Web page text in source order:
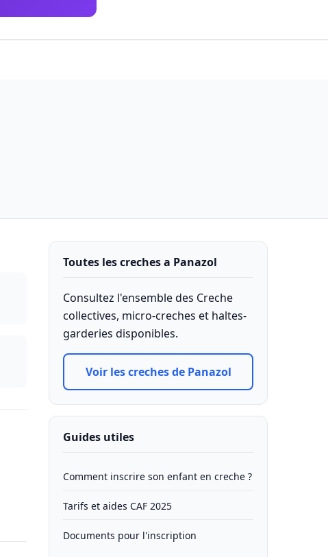
Toutes les creches a Panazol
Consultez l'ensemble des Creche
collectives, micro-creches et haltes-
garderies disponibles.
Voir les creches de Panazol
Guides utiles
Comment inscrire son enfant en creche ?
Tarifs et aides CAF 2025
Documents pour l'inscription